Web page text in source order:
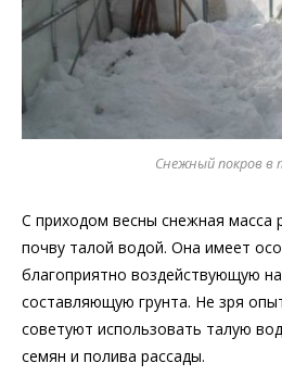
Снежный покров в
С приходом весны снежная масса
почву талой водой. Она имеет
благоприятно воздействующую
составляющую грунта. Не зря
советуют использовать талую
семян и полива рассады.